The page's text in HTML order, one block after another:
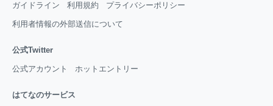
ガイドライン 利用規約 プライバシーポリシー
利用者情報の外部送信について
公式Twitter
公式アカウント ホットエントリー
はてなのサービス